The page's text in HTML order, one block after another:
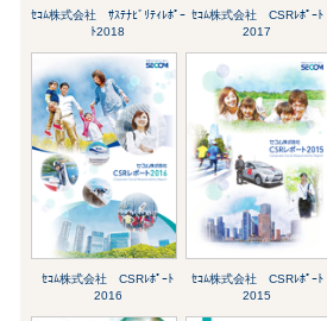
ｾｺﾑ株式会社 ｻｽﾃﾅﾋﾞﾘﾃｨﾚﾎﾟｰ
ﾄ2018
ｾｺﾑ株式会社 CSRﾚﾎﾟｰﾄ
2017
ｾｺﾑ株式会社 CSRﾚﾎﾟｰﾄ
2016
ｾｺﾑ株式会社 CSRﾚﾎﾟｰﾄ
2015